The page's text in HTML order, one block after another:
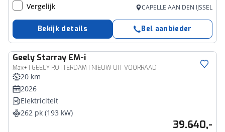
Vergelijk CAPELLE AAN DEN IJSSEL
Bekijk details Bel aanbieder
Geely Starray EM-i
Max+ | GEELY ROTTERDAM | NIEUW UIT VOORRAAD
20 km
2026
Elektriciteit
262 pk (193 kW)
39.640,-